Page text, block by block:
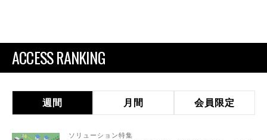
ACCESS RANKING
週間 月間 会員限定
ソリューション特集